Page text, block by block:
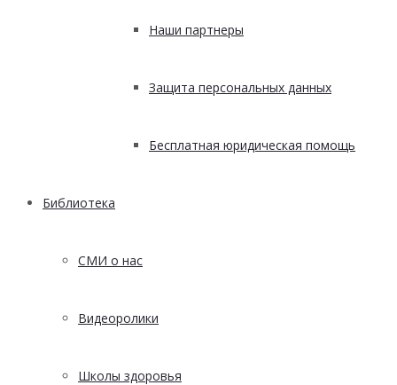
Наши партнеры
Защита персональных данных
Бесплатная юридическая помощь
Библиотека
СМИ о нас
Видеоролики
Школы здоровья